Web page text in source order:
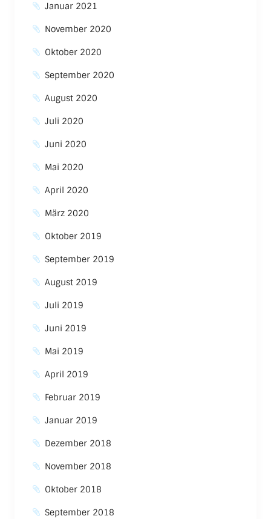
Januar 2021
November 2020
Oktober 2020
September 2020
August 2020
Juli 2020
Juni 2020
Mai 2020
April 2020
März 2020
Oktober 2019
September 2019
August 2019
Juli 2019
Juni 2019
Mai 2019
April 2019
Februar 2019
Januar 2019
Dezember 2018
November 2018
Oktober 2018
September 2018